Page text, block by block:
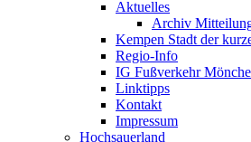
Aktuelles
Archiv
Kempen Stadt der
Regio-Info
IG Fußverkehr
Linktipps
Kontakt
Impressum
Hochsauerland